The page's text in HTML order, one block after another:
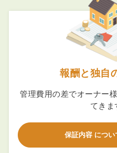
報酬と独自
管理費用の差でオーナー
てきま
保証内容 につい